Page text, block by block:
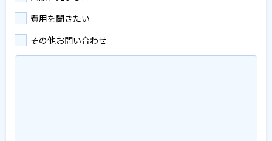
費用を聞きたい
その他お問い合わせ